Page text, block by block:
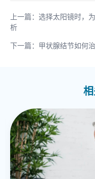
上一篇：选择太阳镜时，
析
下一篇：甲状腺结节如何